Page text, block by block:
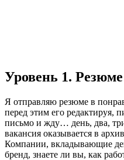
Уровень 1.
Я отправляю резюме в
перед этим его редактируя,
письмо и жду… день, два,
вакансия оказывается в
Компании, вкладывающие
бренд, знаете ли вы, как